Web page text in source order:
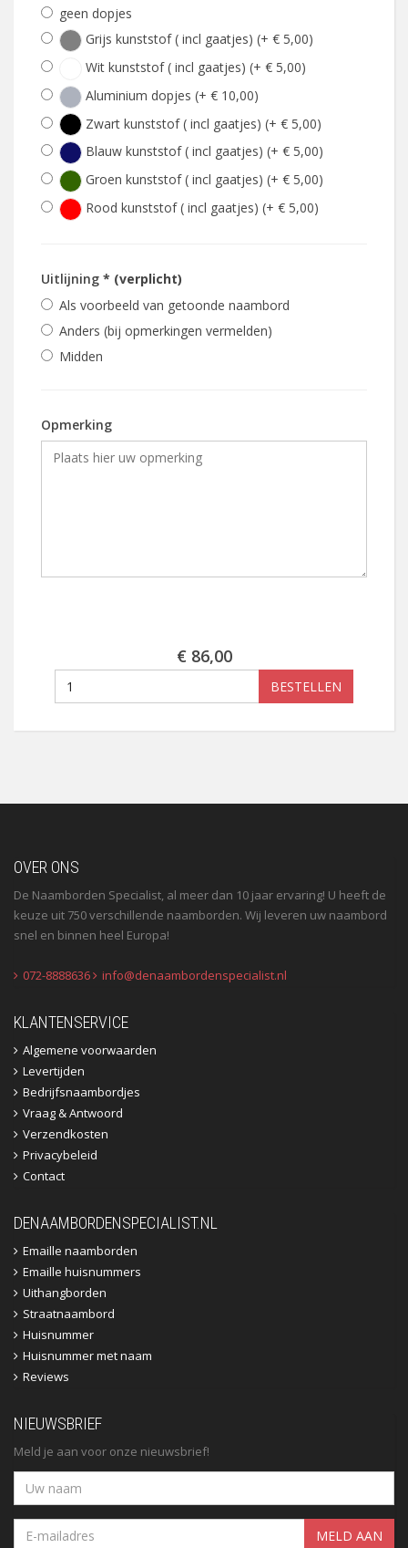
geen dopjes
Grijs kunststof ( incl gaatjes) (+ € 5,00)
Wit kunststof ( incl gaatjes) (+ € 5,00)
Aluminium dopjes (+ € 10,00)
Zwart kunststof ( incl gaatjes) (+ € 5,00)
Blauw kunststof ( incl gaatjes) (+ € 5,00)
Groen kunststof ( incl gaatjes) (+ € 5,00)
Rood kunststof ( incl gaatjes) (+ € 5,00)
Uitlijning * (verplicht)
Als voorbeeld van getoonde naambord
Anders (bij opmerkingen vermelden)
Midden
Opmerking
€ 86,00
BESTELLEN
OVER ONS
De Naamborden Specialist, al meer dan 10 jaar ervaring! U heeft de
keuze uit 750 verschillende naamborden. Wij leveren uw naambord
snel en binnen heel Europa!
072-8888636 info@denaambordenspecialist.nl
KLANTENSERVICE
Algemene voorwaarden
Levertijden
Bedrijfsnaambordjes
Vraag & Antwoord
Verzendkosten
Privacybeleid
Contact
DENAAMBORDENSPECIALIST.NL
Emaille naamborden
Emaille huisnummers
Uithangborden
Straatnaambord
Huisnummer
Huisnummer met naam
Reviews
NIEUWSBRIEF
Meld je aan voor onze nieuwsbrief!
MELD AAN